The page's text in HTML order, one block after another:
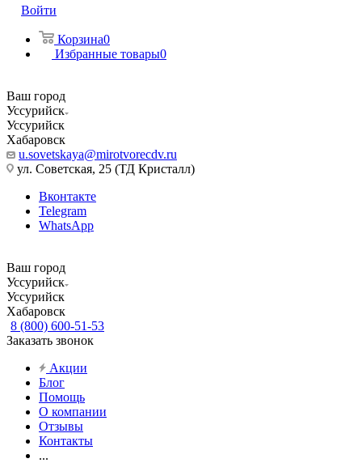
Войти
Корзина0
Избранные товары0
Ваш город
Уссурийск
Уссурийск
Хабаровск
u.sovetskaya@mirotvorecdv.ru
ул. Советская, 25 (ТД Кристалл)
Вконтакте
Telegram
WhatsApp
Ваш город
Уссурийск
Уссурийск
Хабаровск
8 (800) 600-51-53
Заказать звонок
Акции
Блог
Помощь
О компании
Отзывы
Контакты
...